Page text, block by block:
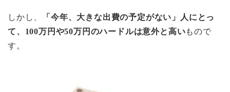
しかし、
「今年、大きな出費の予定がない」人にとっ
て、100万円や50万円のハードルは意外と高いもので
す。